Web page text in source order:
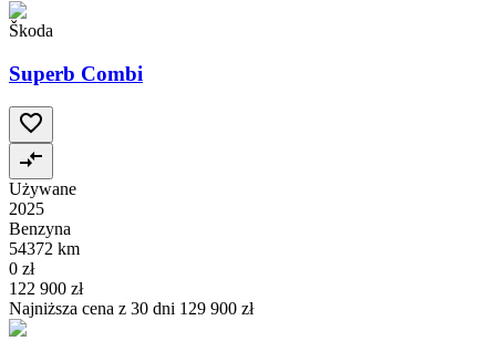
Škoda
Superb Combi
Używane
2025
Benzyna
54372 km
0 zł
122 900 zł
Najniższa cena z 30 dni 129 900 zł